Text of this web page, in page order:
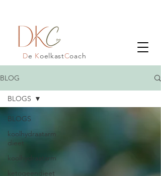
De KoelkastCoach
BLOG
BLOGS
koolhydraatarm
dieet
koolhydraatarm
ketogeendieet
BLOGS